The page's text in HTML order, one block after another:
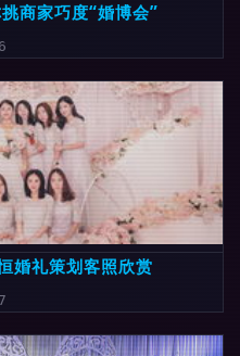
商家巧度“婚博会”
婚礼策划客照欣赏